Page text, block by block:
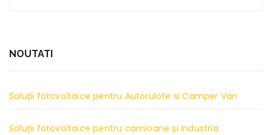
NOUTATI
Soluții fotovoltaice pentru Autorulote si Camper Van
Soluții fotovoltaice pentru camioane și industria